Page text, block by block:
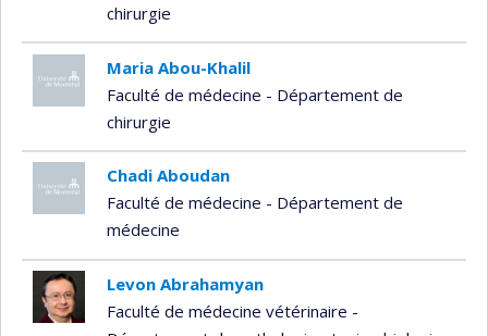
chirurgie
Maria Abou-Khalil
Faculté de médecine - Département de
chirurgie
Chadi Aboudan
Faculté de médecine - Département de
médecine
Levon Abrahamyan
Faculté de médecine vétérinaire -